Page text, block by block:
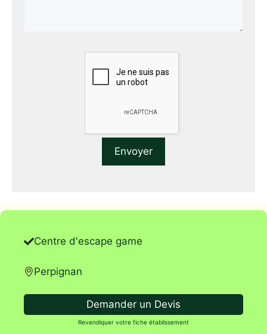
Centre d'escape game
Perpignan
Demander un Devis
Revendiquer votre fiche établissement